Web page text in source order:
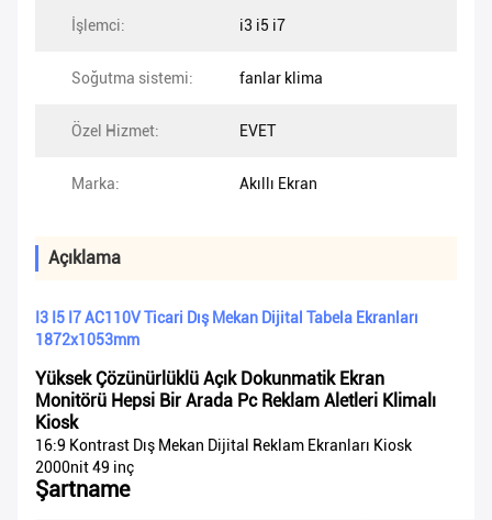
İşlemci: i3 i5 i7
Soğutma sistemi: fanlar klima
Özel Hizmet: EVET
Marka: Akıllı Ekran
Açıklama
I3 I5 I7 AC110V Ticari Dış Mekan Dijital Tabela Ekranları
1872x1053mm
Yüksek Çözünürlüklü Açık Dokunmatik Ekran
Monitörü Hepsi Bir Arada Pc Reklam Aletleri Klimalı
Kiosk
16:9 Kontrast Dış Mekan Dijital Reklam Ekranları Kiosk
2000nit 49 inç
Şartname